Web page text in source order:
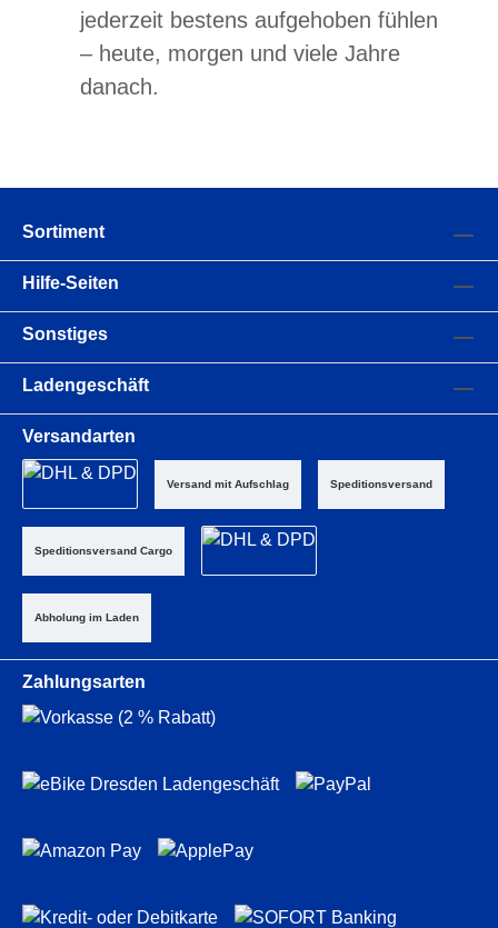
jederzeit bestens aufgehoben fühlen
– heute, morgen und viele Jahre
danach.
Sortiment
Hilfe-Seiten
Sonstiges
Ladengeschäft
Versandarten
Versand mit Aufschlag Speditionsversand
Speditionsversand Cargo
Abholung im Laden
Zahlungsarten